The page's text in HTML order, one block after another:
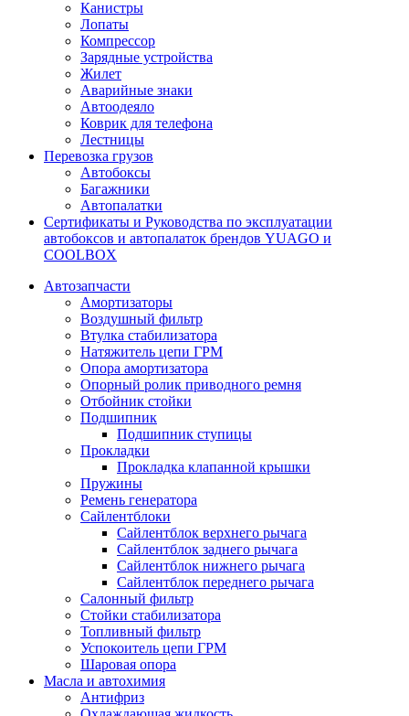
Канистры
Лопаты
Компрессор
Зарядные устройства
Жилет
Аварийные знаки
Автоодеяло
Коврик для телефона
Лестницы
Перевозка грузов
Автобоксы
Багажники
Автопалатки
Сертификаты и Руководства по эксплуатации
автобоксов и автопалаток брендов YUAGO и
COOLBOX
Автозапчасти
Амортизаторы
Воздушный фильтр
Втулка стабилизатора
Натяжитель цепи ГРМ
Опора амортизатора
Опорный ролик приводного ремня
Отбойник стойки
Подшипник
Подшипник ступицы
Прокладки
Прокладка клапанной крышки
Пружины
Ремень генератора
Сайлентблоки
Сайлентблок верхнего рычага
Сайлентблок заднего рычага
Сайлентблок нижнего рычага
Сайлентблок переднего рычага
Салонный фильтр
Стойки стабилизатора
Топливный фильтр
Успокоитель цепи ГРМ
Шаровая опора
Масла и автохимия
Антифриз